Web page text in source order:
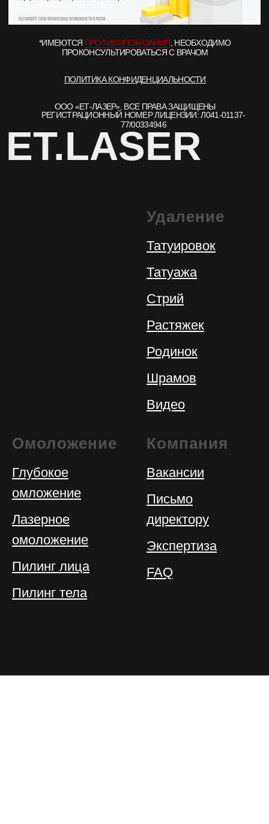
Удаление
Татуировок
Татуажа
Стрий
Растяжек
Родинок
Шрамов
Видео
Омоложение
Глубокое
омложение
Лазерное
омоложение
Пилинг лица
Пилинг тела
Компания
Вакансии
Письмо
директору
Экспертиза
FAQ